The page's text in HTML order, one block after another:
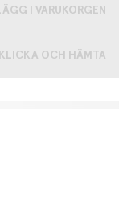
LÄGG I VARUKORGEN
KLICKA OCH HÄMTA